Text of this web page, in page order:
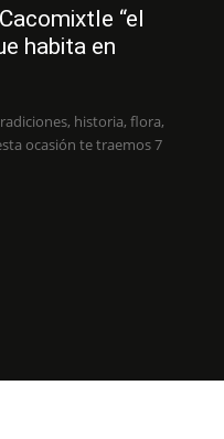
“el
habita en
historia, flora,
ocasión te traemos 7